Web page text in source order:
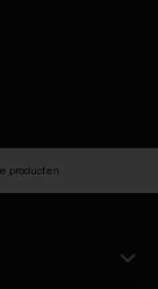
producten